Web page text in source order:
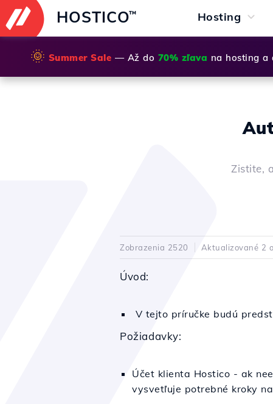
HOSTICO™ Hosting
🌞 Summer Sale — Až do 70% zľava na hosting a
Zistite,
Zobrazenia 2520 Aktualizované 2
Úvod:
V tejto príručke budú
Požiadavky:
Účet klienta Hostico - ak
vysvetľuje potrebné kroky